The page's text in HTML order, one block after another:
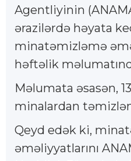
Agentliyinin
ərazilərdə həyata
minatəmizləmə
həftəlik
Məlumata əsasən,
minalardan
Qeyd edək ki,
əməliyyatlarını